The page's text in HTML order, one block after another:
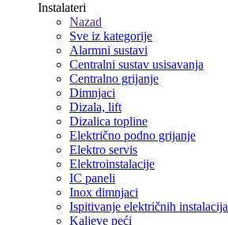
Instalateri
Nazad
Sve iz kategorije
Alarmni sustavi
Centralni sustav usisavanja
Centralno grijanje
Dimnjaci
Dizala, lift
Dizalica topline
Električno podno grijanje
Elektro servis
Elektroinstalacije
IC paneli
Inox dimnjaci
Ispitivanje električnih instalacija
Kaljeve peći